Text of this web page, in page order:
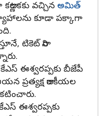
వచ్చిన అమిత్
కూడా పక్కాగా
టికెట్ రాని
ఈశ్వరప్పకు బీజేపీ
ప్రత్యక్ష రాజకీయల
ఈశ్వరప్పకు